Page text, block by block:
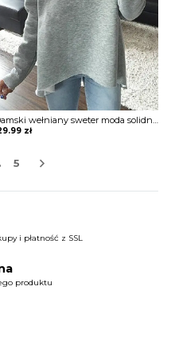
Damski wełniany sweter moda solidna zimowa grube sterty swetry z kołnierzem nieregularne ciepłe bluzki bluzka plus size bluza Brittanie
zł
5
i płatność z SSL
produktu